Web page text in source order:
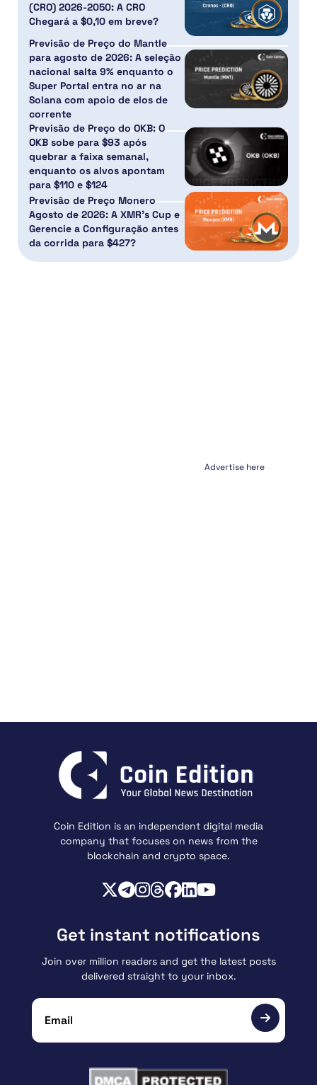
(CRO) 2026-2050: A CRO
Chegará a $0,10 em breve?
Previsão de Preço do Mantle
para agosto de 2026: A seleção
nacional salta 9% enquanto o
Super Portal entra no ar na
Solana com apoio de elos de
corrente
Previsão de Preço do OKB: O
OKB sobe para $93 após
quebrar a faixa semanal,
enquanto os alvos apontam
para $110 e $124
Previsão de Preço Monero
Agosto de 2026: A XMR’s Cup e
Gerencie a Configuração antes
da corrida para $427?
Advertise here
Coin Edition is an independent digital media
company that focuses on news from the
blockchain and crypto space.
Get instant notifications
Join over million readers and get the latest posts
delivered straight to your inbox.